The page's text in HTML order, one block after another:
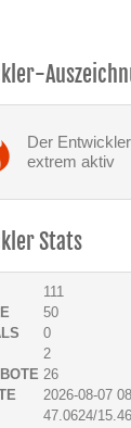
Der
extrem aktiv
Stats
111
50
0
2
26
2026-08-07
47.0624/